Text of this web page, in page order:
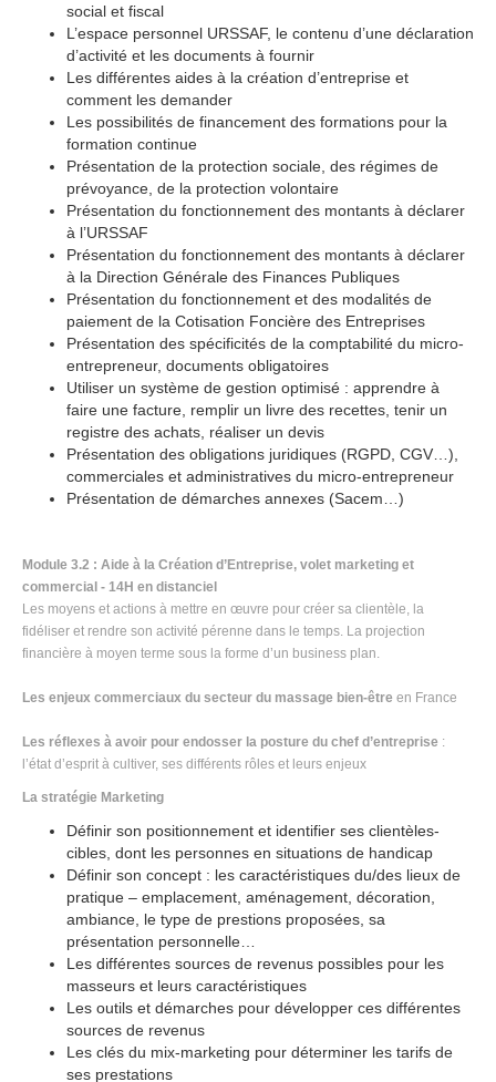
social et fiscal
L’espace personnel URSSAF, le contenu d’une déclaration
d’activité et les documents à fournir
Les différentes aides à la création d’entreprise et
comment les demander
Les possibilités de financement des formations pour la
formation continue
Présentation de la protection sociale, des régimes de
prévoyance, de la protection volontaire
Présentation du fonctionnement des montants à déclarer
à l’URSSAF
Présentation du fonctionnement des montants à déclarer
à la Direction Générale des Finances Publiques
Présentation du fonctionnement et des modalités de
paiement de la Cotisation Foncière des Entreprises
Présentation des spécificités de la comptabilité du micro-
entrepreneur, documents obligatoires
Utiliser un système de gestion optimisé : apprendre à
faire une facture, remplir un livre des recettes, tenir un
registre des achats, réaliser un devis
Présentation des obligations juridiques (RGPD, CGV…),
commerciales et administratives du micro-entrepreneur
Présentation de démarches annexes (Sacem…)
Module 3.2 : Aide à la Création d’Entreprise, volet marketing et
commercial - 14H en distanciel
Les moyens et actions à mettre en œuvre pour créer sa clientèle, la
fidéliser et rendre son activité pérenne dans le temps. La projection
financière à moyen terme sous la forme d’un business plan.
Les enjeux commerciaux du secteur du massage bien-être en France
Les réflexes à avoir pour endosser la posture du chef d’entreprise :
l’état d’esprit à cultiver, ses différents rôles et leurs enjeux
La stratégie Marketing
Définir son positionnement et identifier ses clientèles-
cibles, dont les personnes en situations de handicap
Définir son concept : les caractéristiques du/des lieux de
pratique – emplacement, aménagement, décoration,
ambiance, le type de prestions proposées, sa
présentation personnelle…
Les différentes sources de revenus possibles pour les
masseurs et leurs caractéristiques
Les outils et démarches pour développer ces différentes
sources de revenus
Les clés du mix-marketing pour déterminer les tarifs de
ses prestations